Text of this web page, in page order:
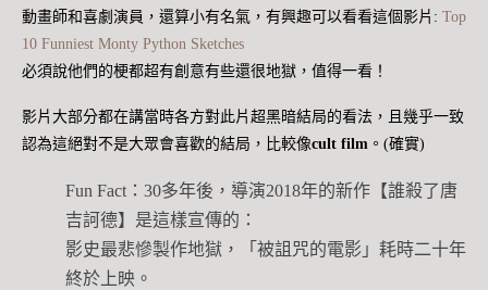
動畫師和喜劇演員，還算小有名氣，有興趣可以看看這個影片: Top
10 Funniest Monty Python Sketches
必須說他們的梗都超有創意有些還很地獄，值得一看！
影片大部分都在講當時各方對此片超黑暗結局的看法，且幾乎一致
認為這絕對不是大眾會喜歡的結局，比較像cult film 。(確實)
Fun Fact：30多年後，導演2018年的新作【誰殺了唐
吉訶德】是這樣宣傳的：
影史最悲慘製作地獄，「被詛咒的電影」耗時二十年
終於上映。